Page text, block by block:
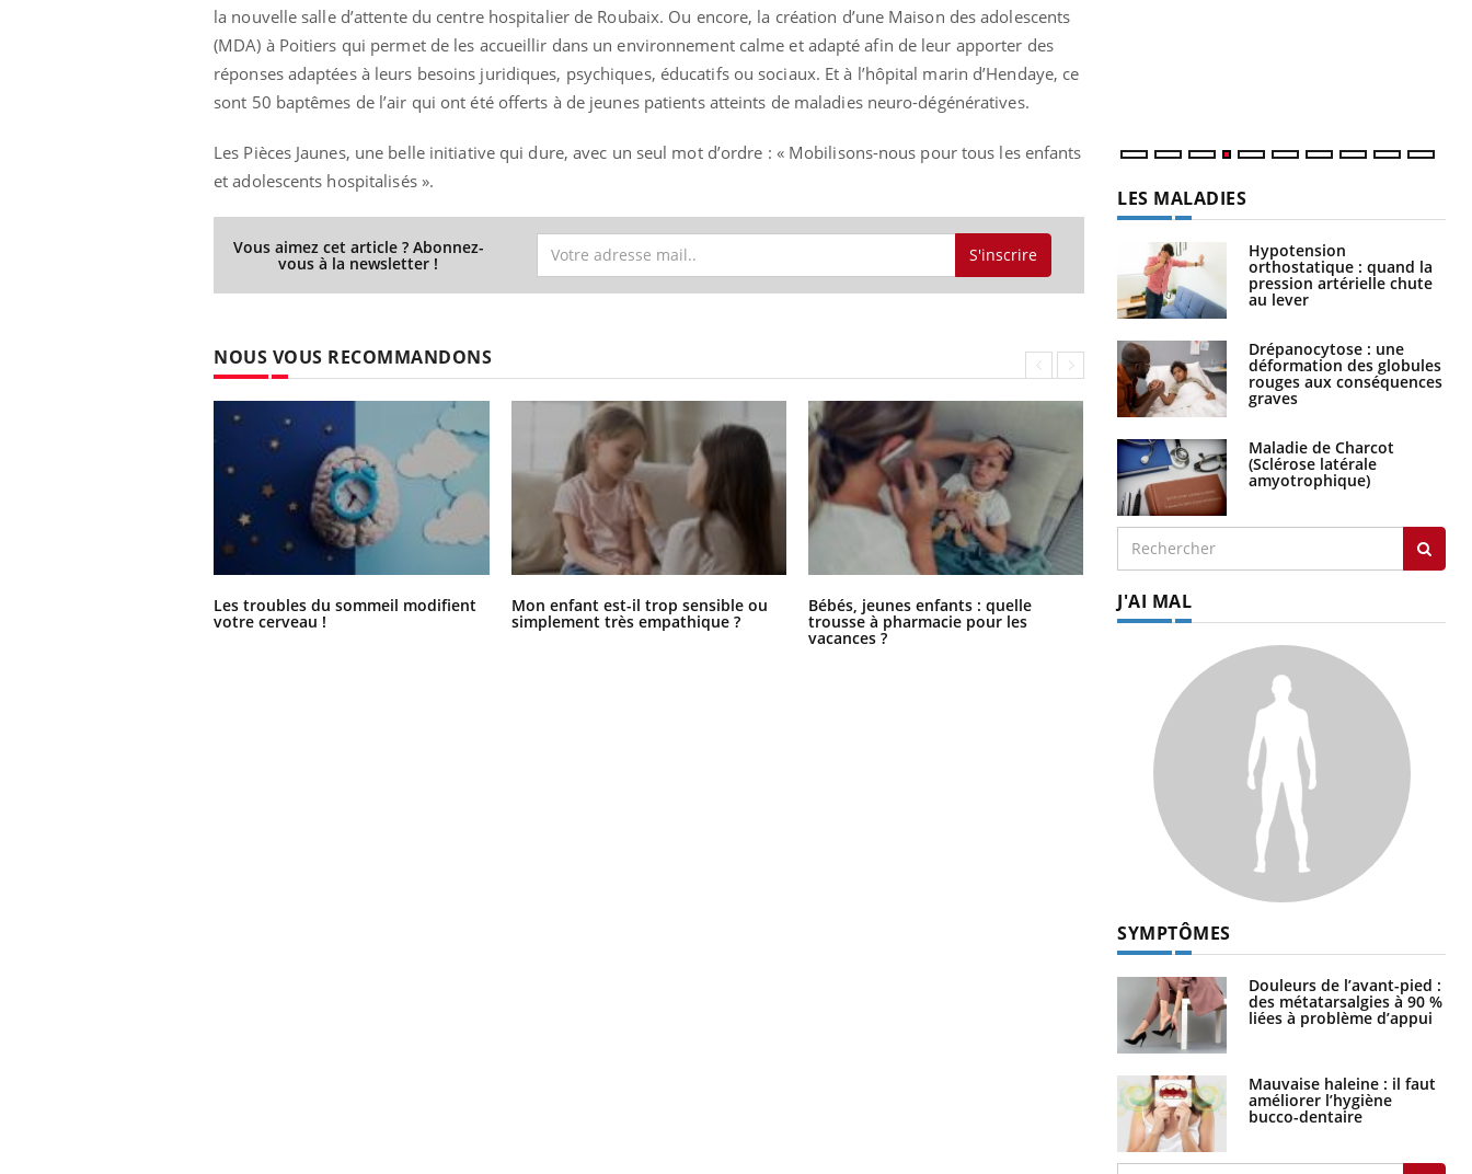
la nouvelle salle d’attente du centre hospitalier de Roubaix. Ou encore, la création d’une Maison des adolescents
(MDA) à Poitiers qui permet de les accueillir dans un environnement calme et adapté afin de leur apporter des
réponses adaptées à leurs besoins juridiques, psychiques, éducatifs ou sociaux. Et à l’hôpital marin d’Hendaye, ce
sont 50 baptêmes de l’air qui ont été offerts à de jeunes patients atteints de maladies neuro-dégénératives.
Les Pièces Jaunes, une belle initiative qui dure, avec un seul mot d’ordre : « Mobilisons-nous pour tous les enfants
et adolescents hospitalisés ».
Vous aimez cet article ? Abonnez-
vous à la newsletter ! S'inscrire
NOUS VOUS RECOMMANDONS
Les troubles du sommeil modifient
votre cerveau !
Mon enfant est-il trop sensible ou
simplement très empathique ?
Bébés, jeunes enfants : quelle
trousse à pharmacie pour les
vacances ?
Syndrome métabolique : quels sont
les meilleurs exercices physiques ?
LES MALADIES
Hypotension
orthostatique : quand la
pression artérielle chute
au lever
Drépanocytose : une
déformation des globules
rouges aux conséquences
graves
Maladie de Charcot
(Sclérose latérale
amyotrophique)
J'AI MAL
SYMPTÔMES
Douleurs de l’avant-pied :
des métatarsalgies à 90 %
liées à problème d’appui
Mauvaise haleine : il faut
améliorer l’hygiène
bucco-dentaire